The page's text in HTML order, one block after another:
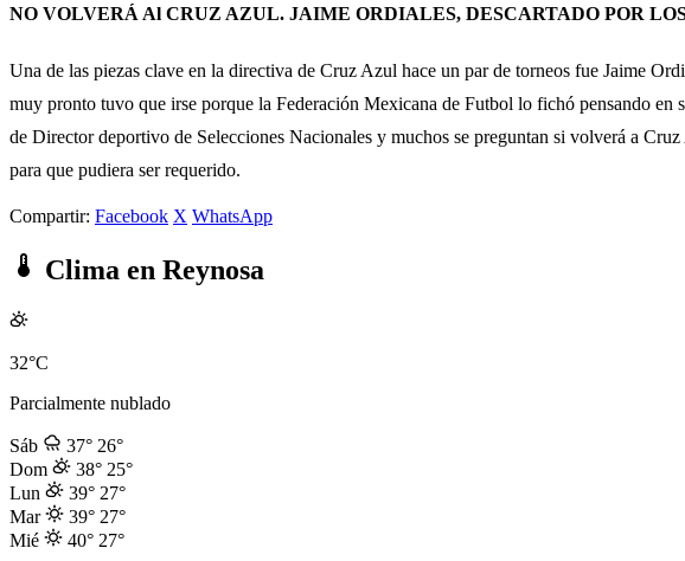
NO VOLVERÁ Al CRUZ AZUL. JAIME ORDIALES, DESCARTADO POR
Una de las piezas clave en la directiva de Cruz Azul hace un par de torneos fue Jaime
muy pronto tuvo que irse porque la Federación Mexicana de Futbol lo fichó pensando
de Director deportivo de Selecciones Nacionales y muchos se preguntan si volverá a
para que pudiera ser requerido.
Compartir: Facebook X WhatsApp
Clima en Reynosa
32°C
Parcialmente nublado
Sáb 37° 26°
Dom
38° 25°
Lun
39° 27°
Mar
39° 27°
Mié
40° 27°